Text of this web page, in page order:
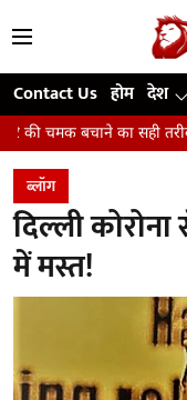
Contact Us होम देश
का सही तरीका अभिषेक
ब्लॉग
दिल्ली
में मस्त!